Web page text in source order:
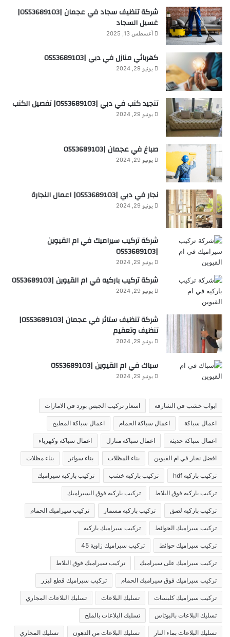
شركة تنظيف سجاد في عجمان |0553689103|
غسيل السجاد
أغسطس 13, 2025
كهربائي منازل في دبي |0553689103
يونيو 29, 2024
تنجيد كنب في دبي |0553689103| تفصيل الكنب
يونيو 29, 2024
صباغ في عجمان |0553689103
يونيو 29, 2024
نجار في دبي |0553689103| اعمال النجارة
يونيو 29, 2024
شركة تركيب سيراميك في ام القيوين
|0553689103
يونيو 29, 2024
شركة تركيب باركيه في ام القيوين |0553689103
يونيو 29, 2024
شركة تنظيف ستائر في عجمان |0553689103|
تنظيف وتعقيم
يونيو 29, 2024
سباك في ام القيوين |0553689103
يونيو 29, 2024
ابواب خشب في الشارقة اسعار تركيب الجبس بورد في الامارات
اعمال سباكة اعمال سباكة الحمام اعمال سباكة المطبخ
اعمال سباكة حديثة اعمال سباكه منازل اعمال سباكه وكهرباء
افضل نجار في ام القيوين بناء المظلات بناء سواتر بناء مظلات
تركيب باركيه hdf تركيب باركيه خشب تركيب باركيه سيراميك
تركيب باركيه فوق البلاط تركيب باركيه فوق السيراميك
تركيب باركيه لصق تركيب باركيه مسمار تركيب سيراميك الحمام
تركيب سيراميك الحوائط تركيب سيراميك باركيه
تركيب سيراميك حوائط تركيب سيراميك زاوية 45
تركيب سيراميك على سيراميك تركيب سيراميك فوق البلاط
تركيب سيراميك فوق سيراميك الحمام تركيب سيراميك قطع ليزر
تركيب سيراميك كلبسات تسليك البلاعات تسليك البلاعات المجاري
تسليك البلاعات بالبوتاس تسليك البلاعات بالملح
تسليك البلاعات بماء النار تسليك البلاعات من الدهون تسليك المجاري